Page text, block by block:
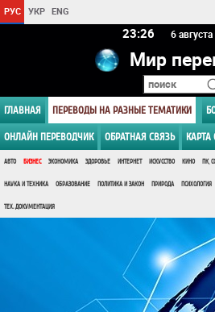
РУС УКР ENG
23 26 6
Мир
ГЛАВНАЯ ПЕРЕВОДЫ НА РАЗНЫЕ ТЕМАТИКИ
ОНЛАЙН ПЕРЕВОДЧИК ОБРАТНАЯ СВЯЗЬ КАРТА
АВТО БИЗНЕС ЭКОНОМИКА ЗДОРОВЬЕ ИНТЕРНЕТ ИСКУССТВО КИНО ПК,
НАУКА И ТЕХНИКА ОБРАЗОВАНИЕ ПОЛИТИКА И ЗАКОН ПРИРОДА ПСИХОЛОГИЯ
ТЕХ. ДОКУМЕНТАЦИЯ